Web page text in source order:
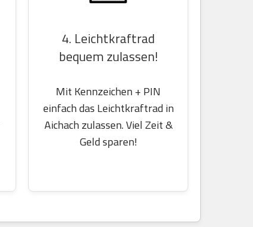
4. Leichtkraftrad
bequem zulassen!
Mit Kennzeichen + PIN
einfach das Leichtkraftrad in
Aichach zulassen. Viel Zeit &
Geld sparen!